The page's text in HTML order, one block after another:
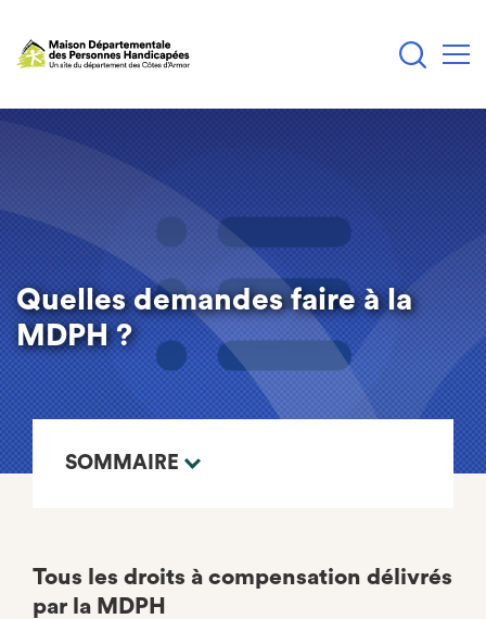
Aller
au
contenu
principal
Quelles demandes faire à la
MDPH ?
SOMMAIRE
Tous les droits à compensation délivrés
par la MDPH